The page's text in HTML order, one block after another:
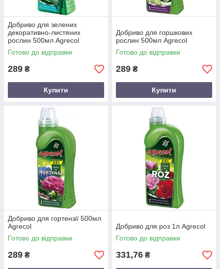
Добриво для зелених
декоративно-листяних
рослин 500мл Agrecol
Готово до відправки
289 ₴
Купити
Добриво для горшкових
рослин 500мл Agrecol
Готово до відправки
289 ₴
Купити
Добриво для гортензії 500мл
Agrecol
Готово до відправки
289 ₴
Добриво для роз 1л Agrecol
Готово до відправки
331,76 ₴